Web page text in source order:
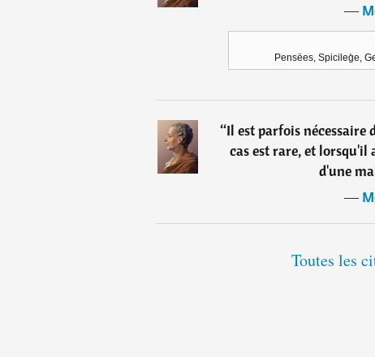
―
Pensëes, Spicileg̀e,
“Il est parfois nécessaire
cas est rare, et
d'une
―
Toutes les